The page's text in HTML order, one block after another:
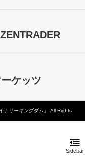
Sidebar
ケッツ
ナリーキングダム」 All Rights